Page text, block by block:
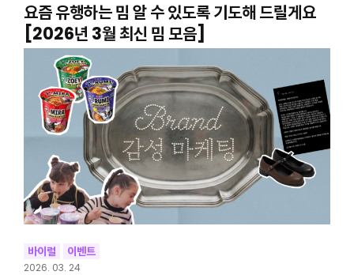
요즘 유행하는 밈 알 수 있도록 기도해 드릴게요
[2026년 3월 최신 밈 모음]
바이럴 이벤트
2026. 03. 24